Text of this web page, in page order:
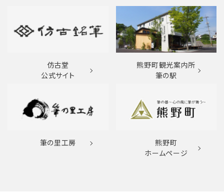
仿古堂
公式サイト
熊野町観光案内所
筆の駅
筆の里工房
熊野町
ホームページ